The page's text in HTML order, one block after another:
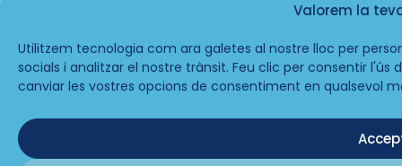
Valorem la
Utilitzem tecnologia com ara galetes al nostre lloc per
socials i analitzar el nostre trànsit. Feu clic per consentir
canviar les vostres opcions de consentiment en qualsevol